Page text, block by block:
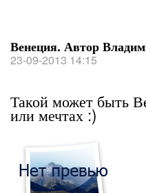
Венеция. Автор
23-09-2013 14:15
Такой может быть
или мечтах :)